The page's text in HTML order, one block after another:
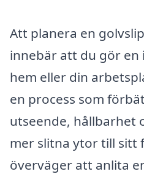
Att planera en
innebär att du gör
hem eller din
en process som
utseende, hållbarhet
mer slitna ytor till sitt
överväger att anlita